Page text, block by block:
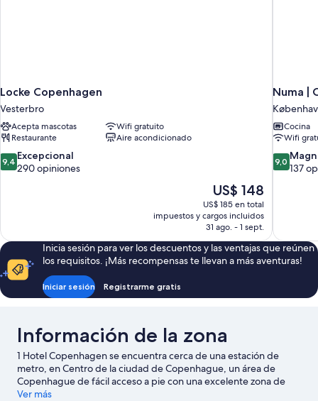
Locke Copenhagen
Vesterbro
Acepta mascotas
Wifi gratuito
Restaurante
Aire acondicionado
9.4
de
9,4 Excepcional
290 opiniones
El
precio
actual
es
de
US$ 148
US$ 148
US$ 185 en total
impuestos y cargos incluidos
31 ago. - 1 sept.
Numa |
Cocina
Wifi
9.0
de
9,0
137
Inicia sesión para ver los descuentos y las ventajas que reúnen
los requisitos. ¡Más recompensas te llevan a más aventuras!
Iniciar sesión Registrarme gratis
Información de la zona
1 Hotel Copenhagen se encuentra cerca de una estación de
metro, en Centro de la ciudad de Copenhague, un área de
Copenhague de fácil acceso a pie con una excelente zona de
compras. Barrio Latino y Torre redonda son lugares
Ver más